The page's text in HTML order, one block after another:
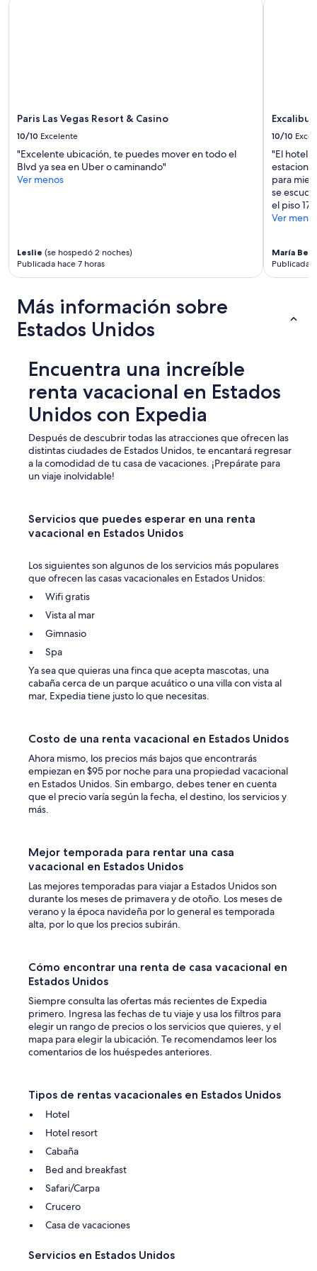
gm
Paris Las Vegas Resort & Casino
10/10 Excelente
"Excelente ubicación, te puedes mover en todo el
Blvd ya sea en Uber o caminando"
Ver menos
Leslie (se hospedó 2 noches)
Publicada hace 7 horas
10/10
"El hotel
para
se
el piso
Ver
María
Publicada
Más información sobre
Estados Unidos
Encuentra una increíble
renta vacacional en Estados
Unidos con Expedia
Después de descubrir todas las atracciones que ofrecen las
distintas ciudades de Estados Unidos, te encantará regresar
a la comodidad de tu casa de vacaciones. ¡Prepárate para
un viaje inolvidable!
Servicios que puedes esperar en una renta
vacacional en Estados Unidos
Los siguientes son algunos de los servicios más populares
que ofrecen las casas vacacionales en Estados Unidos:
Wifi gratis
Vista al mar
Gimnasio
Spa
Ya sea que quieras una finca que acepta mascotas, una
cabaña cerca de un parque acuático o una villa con vista al
mar, Expedia tiene justo lo que necesitas.
Costo de una renta vacacional en Estados Unidos
Ahora mismo, los precios más bajos que encontrarás
empiezan en $95 por noche para una propiedad vacacional
en Estados Unidos. Sin embargo, debes tener en cuenta
que el precio varía según la fecha, el destino, los servicios y
más.
Mejor temporada para rentar una casa
vacacional en Estados Unidos
Las mejores temporadas para viajar a Estados Unidos son
durante los meses de primavera y de otoño. Los meses de
verano y la época navideña por lo general es temporada
alta, por lo que los precios subirán.
Cómo encontrar una renta de casa vacacional en
Estados Unidos
Siempre consulta las ofertas más recientes de Expedia
primero. Ingresa las fechas de tu viaje y usa los filtros para
elegir un rango de precios o los servicios que quieres, y el
mapa para elegir la ubicación. Te recomendamos leer los
comentarios de los huéspedes anteriores.
Tipos de rentas vacacionales en Estados Unidos
Hotel
Hotel resort
Cabaña
Bed and breakfast
Safari/Carpa
Crucero
Casa de vacaciones
Servicios en Estados Unidos